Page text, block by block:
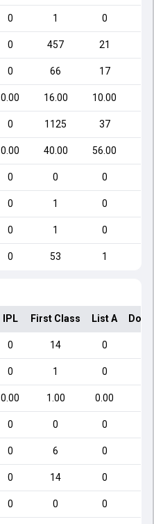
0 1 0
0 457 21
0 66 17
0.00 16.00 10.00
0 1125 37
0.00 40.00 56.00
0 0 0
0 1 0
0 1 0
0 53 1
IPL First Class List A
0 14 0
0 1 0
0.00 1.00 0.00
0 0 0
0 6 0
0 14 0
0 0 0